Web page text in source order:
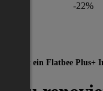
-22%
Dies ist ein Flatbee Plus+